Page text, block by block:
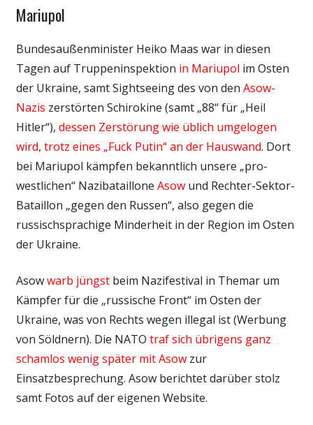
Wissenschaft
Mariupol
Bundesaußenminister Heiko Maas war in diesen
Tagen auf Truppeninspektion in Mariupol im Osten
der Ukraine, samt Sightseeing des von den Asow-
Nazis zerstörten Schirokine (samt „88“ für „Heil
Hitler“), dessen Zerstörung wie üblich umgelogen
wird, trotz eines „Fuck Putin“ an der Hauswand. Dort
bei Mariupol kämpfen bekanntlich unsere „pro-
westlichen“ Nazibataillone Asowund Rechter-Sektor-
Bataillon „gegen den Russen“, also gegen die
russischsprachige Minderheit in der Region im Osten
der Ukraine.
Asowwarb jüngstbeim Nazifestival in Themar um
Kämpfer für die „russische Front“ im Osten der
Ukraine, was von Rechts wegen illegal ist (Werbung
von Söldnern). Die NATO traf sich übrigens ganz
schamlos wenig später mit Asowzur
Einsatzbesprechung. Asow berichtet darüber stolz
samt Fotos auf der eigenen Website.